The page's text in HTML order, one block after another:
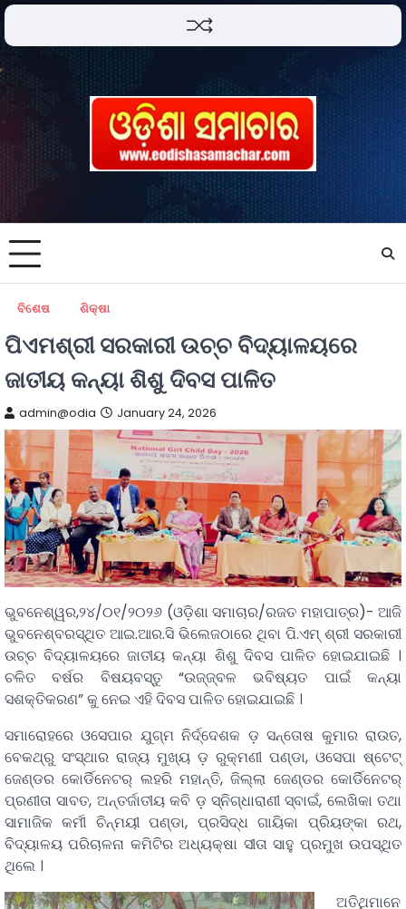
ବିଶେଷ ଶିକ୍ଷା
ପିଏମଶ୍ରୀ ସରକାରୀ ଉଚ୍ଚ ବିଦ୍ୟାଳୟରେ
ଜାତୀୟ କନ୍ୟା ଶିଶୁ ଦିବସ ପାଳିତ
admin@odia January 24, 2026
ଭୁବନେଶ୍ୱର,୨୪/୦୧/୨୦୨୬ (ଓଡ଼ିଶା ସମାଚାର/ରଜତ ମହାପାତ୍ର)- ଆଜି
ଭୁବନେଶ୍ବରସ୍ଥିତ ଆଇ.ଆର.ସି ଭିଲେଜଠାରେ ଥିବା ପି.ଏମ୍ ଶ୍ରୀ ସରକାରୀ
ଉଚ୍ଚ ବିଦ୍ୟାଳୟରେ ଜାତୀୟ କନ୍ୟା ଶିଶୁ ଦିବସ ପାଳିତ ହୋଇଯାଇଛି ।
ଚଳିତ ବର୍ଷର ବିଷୟବସ୍ତୁ “ଉଜ୍ଜ୍ବଳ ଭବିଷ୍ୟତ ପାଇଁ କନ୍ୟା
ସଶକ୍ତିକରଣ” କୁ ନେଇ ଏହି ଦିବସ ପାଳିତ ହୋଇଯାଇଛି ।
ସମାରୋହରେ ଓସେପାର ଯୁଗ୍ମ ନିର୍ଦ୍ଦେଶକ ଡ଼ ସନ୍ତୋଷ କୁମାର ରାଉତ,
ବେକଥ୍ରୁ ସଂସ୍ଥାର ରାଜ୍ୟ ମୁଖ୍ୟ ଡ଼ ରୁକ୍ମଣୀ ପଣ୍ଡା, ଓସେପା ଷ୍ଟେଟ୍
ଜେଣ୍ଡର କୋର୍ଡିନେଟର୍ ଲହରି ମହାନ୍ତି, ଜିଲ୍ଲା ଜେଣ୍ଡର କୋର୍ଡିନେଟର୍
ପ୍ରଣୀତା ସାବତ, ଅନ୍ତର୍ଜାତୀୟ କବି ଡ଼ ସ୍ନିଗ୍ଧାରାଣୀ ସ୍ବାଇଁ, ଲେଖିକା ତଥା
ସାମାଜିକ କର୍ମୀ ଚିନ୍ମୟୀ ପଣ୍ଡା, ପ୍ରସିଦ୍ଧ ଗାୟିକା ପ୍ରିୟଙ୍କା ରଥ,
ବିଦ୍ୟାଳୟ ପରିଚାଳନା କମିଟିର ଅଧ୍ୟକ୍ଷା ସୀତା ସାହୁ ପ୍ରମୁଖ ଉପସ୍ଥିତ
ଥିଲେ ।
ଅତିଥିମାନେ